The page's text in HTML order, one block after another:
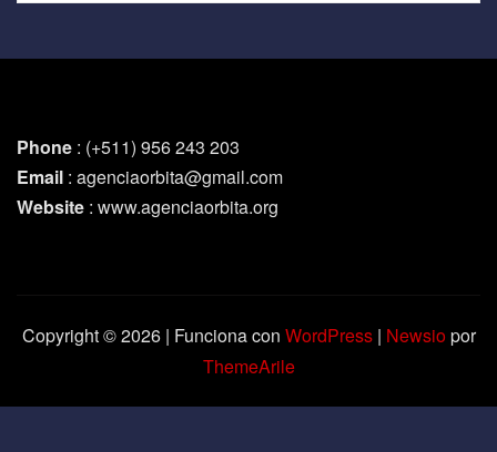
Phone : (+511) 956 243 203
Email : agenciaorbita@gmail.com
Website : www.agenciaorbita.org
Copyright © 2026 | Funciona con WordPress | Newsiopor
ThemeArile